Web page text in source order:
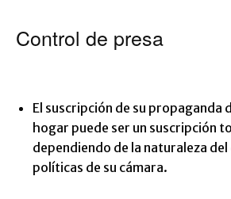
Control de presa
El suscripción de su propaganda
hogar puede ser un suscripción
dependiendo de la naturaleza del
políticas de su cámara.